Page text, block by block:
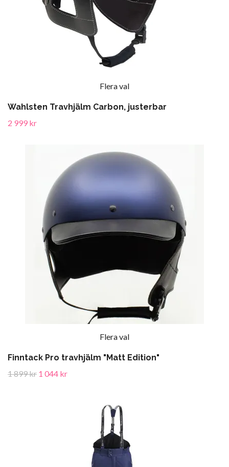
Flera val
Wahlsten Travhjälm Carbon, justerbar
2 999 kr
Flera val
Finntack Pro travhjälm "Matt Edition"
1 899 kr 1 044 kr